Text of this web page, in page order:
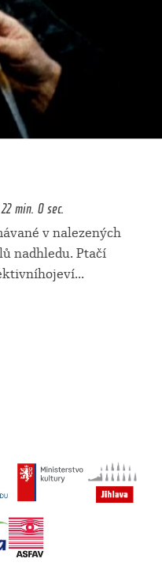
min. 0 sec.
v nalezených
nadhledu. Ptačí
...